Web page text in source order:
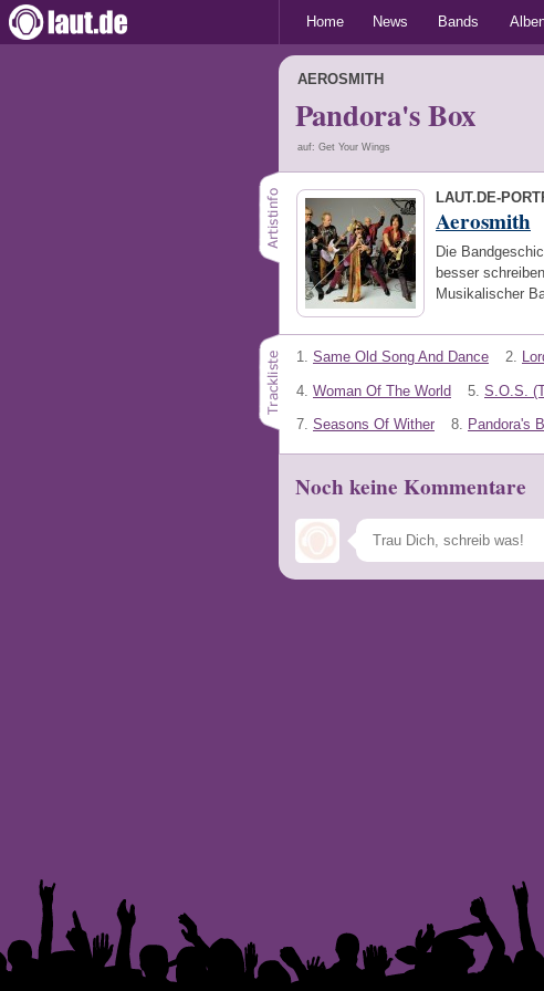
Home News Bands
AEROSMITH
Pandora's Box
auf: Get Your Wings
LAUT.DE-
Aerosmith
Die
besser
Musikalischer
1. Same Old Song And Dance 2.
4. Woman Of The World 5. S.O.S.
7. Seasons Of Wither 8. Pandora's
Noch keine Kommentare